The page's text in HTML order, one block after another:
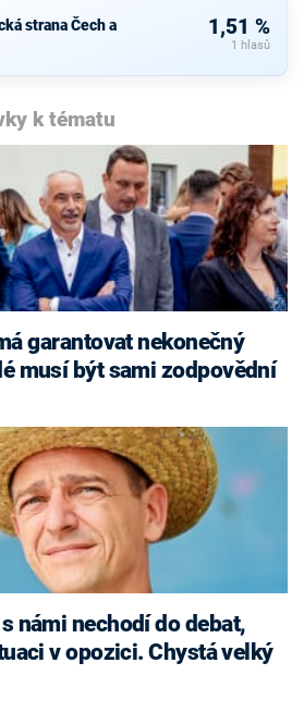
strana Čech a
1,51 %
1 hlasů
k tématu
musí být sami zodpovědní
námi nechodí do debat,
v opozici. Chystá velký